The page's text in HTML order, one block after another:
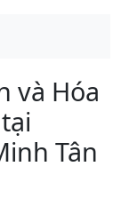
và Hóa
Tân